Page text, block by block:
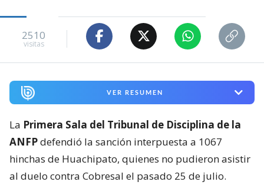
2510
visitas
VER RESUMEN
La Primera Sala del Tribunal de Disciplina de la
ANFPdefendió la sanción interpuesta a 1067
hinchas de Huachipato, quienes no pudieron asistir
al duelo contra Cobresal el pasado 25 de julio.